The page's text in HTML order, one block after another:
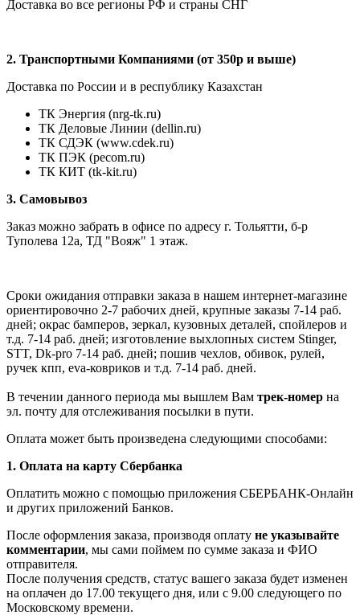
Доставка во все регионы РФ и страны СНГ
2. Транспортными Компаниями (от 350р и выше)
Доставка по России и в республику Казахстан
ТК Энергия (nrg-tk.ru)
ТК Деловые Линии (dellin.ru)
ТК СДЭК (www.cdek.ru)
ТК ПЭК (pecom.ru)
ТК КИТ (tk-kit.ru)
3. Самовывоз
Заказ можно забрать в офисе по адресу г. Тольятти, б-р
Туполева 12а, ТД "Вояж" 1 этаж.
Сроки ожидания отправки заказа в нашем интернет-магазине
ориентировочно 2-7 рабочих дней, крупные заказы 7-14 раб.
дней; окрас бамперов, зеркал, кузовных деталей, спойлеров и
т.д. 7-14 раб. дней; изготовление выхлопных систем Stinger,
STT, Dk-pro 7-14 раб. дней; пошив чехлов, обивок, рулей,
ручек кпп, eva-ковриков и т.д. 7-14 раб. дней.
В течении данного периода мы вышлем Вам трек-номер на
эл. почту для отслеживания посылки в пути.
Оплата может быть произведена следующими способами:
1. Оплата на карту Сбербанка
Оплатить можно с помощью приложения СБЕРБАНК-Онлайн
и других приложений Банков.
После оформления заказа, производя оплату не указывайте
комментарии, мы сами поймем по сумме заказа и ФИО
отправителя.
После получения средств, статус вашего заказа будет изменен
на оплачен до 17.00 текущего дня, или с 9.00 следующего по
Московскому времени.